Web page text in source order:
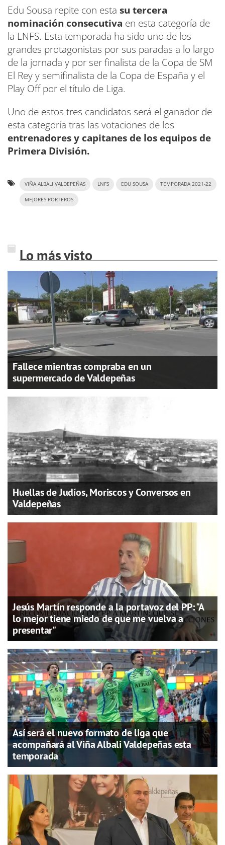
Edu Sousa repite con esta su tercera
nominación consecutiva en esta categoría de
la LNFS. Esta temporada ha sido uno de los
grandes protagonistas por sus paradas a lo largo
de la jornada y por ser finalista de la Copa de SM
El Rey y semifinalista de la Copa de España y el
Play Off por el título de Liga.
Uno de estos tres candidatos será el ganador de
esta categoría tras las votaciones de los
entrenadores y capitanes de los equipos de
Primera División.
VIÑA ALBALI VALDEPEÑAS LNFS EDU SOUSA TEMPORADA 2021-22
MEJORES PORTEROS
Lo más visto
Fallece mientras compraba en un
supermercado de Valdepeñas
Huellas de Judíos, Moriscos y Conversos en
Valdepeñas
Jesús Martín responde a la portavoz del PP: "A
lo mejor tiene miedo de que me vuelva a
presentar"
Así será el nuevo formato de liga que
acompañará al Viña Albali Valdepeñas esta
temporada